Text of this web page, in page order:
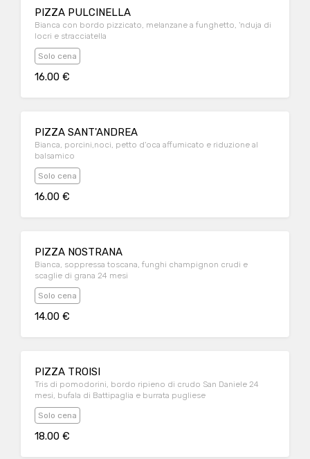
PIZZA PULCINELLA
Bianca con bordo pizzicato, melanzane a funghetto, 'nduja di
locri e stracciatella
Solo cena
16.00 €
PIZZA SANT'ANDREA
Bianca, porcini,noci, petto d'oca affumicato e riduzione al
balsamico
Solo cena
16.00 €
PIZZA NOSTRANA
Bianca, soppressa toscana, funghi champignon crudi e
scaglie di grana 24 mesi
Solo cena
14.00 €
PIZZA TROISI
Tris di pomodorini, bordo ripieno di crudo San Daniele 24
mesi, bufala di Battipaglia e burrata pugliese
Solo cena
18.00 €